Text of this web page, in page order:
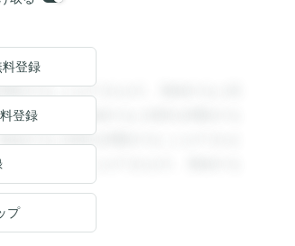
覧することができます。登録すると回
できます。登録すると回答を閲覧する
録すると回答を閲覧することができま
を閲覧することができます。登録する
料登録
登録
プ